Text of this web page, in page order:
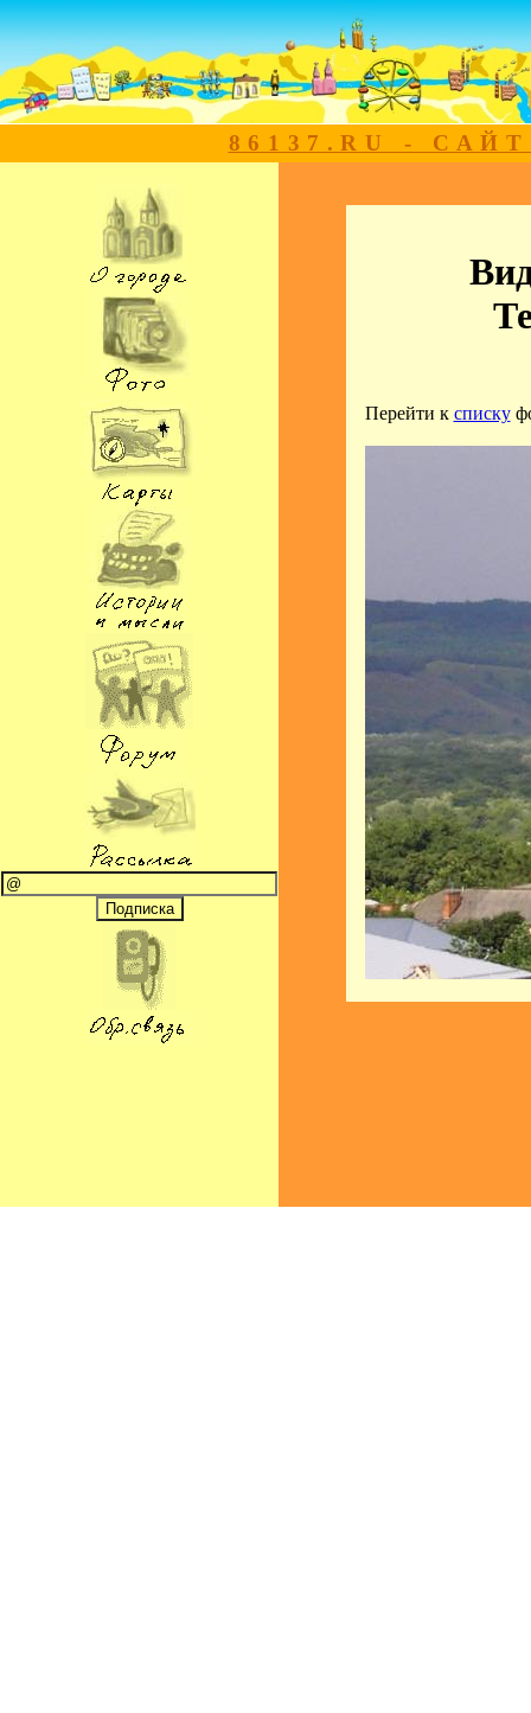
86137.RU -
Перейти к списку